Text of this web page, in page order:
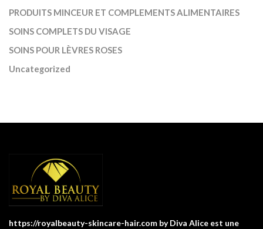
PRODUITS MINCEUR ET COMPLEMENTS ALIMENTAIRES
SOINS COMPLETS DU VISAGE
SOINS POUR LÈVRES ROSES
Uncategorized
https://royalbeauty-skincare-hair.com by Diva Alice est une